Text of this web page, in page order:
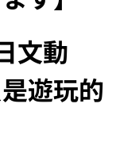
文動
遊玩的